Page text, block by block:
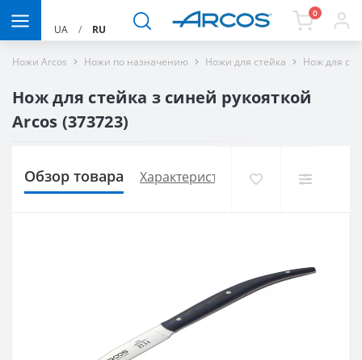
UA / RU
0
Ножи Arcos Ножи по назначению Ножи для стейка Нож для
Нож для стейка з синей рукояткой
Arcos (373723)
Обзор товара Характеристики Доставка и